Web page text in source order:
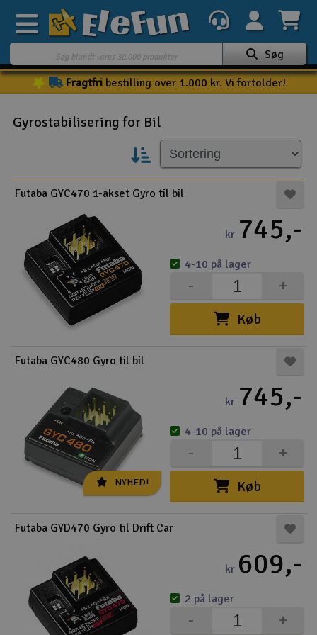
Ugens tilbud
Outlet
3D-print
Batteri & ladere
Biler
Både
Fly
Helikopter
Kameraudstyr
Modelbygg og byggesæt
Modeljernbane
Motor & tilbehør
Outlet
Søg
Fragtfribestilling over 1.000 kr. Vi fortolder!
Gyrostabilisering for Bil
Futaba GYC470 1-akset Gyro til bil
kr 745,-
Køb
+
-
4-10 på lager
NYHED!
Futaba GYC480 Gyro til bil
kr 745,-
Køb
+
-
4-10 på lager
Futaba GYD470 Gyro til Drift Car
kr 609,-
+
-
2 på lager